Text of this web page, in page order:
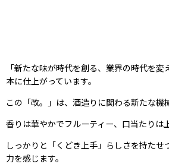
「新たな味が時代を創る、業界の時代を
本に仕上がっています。
この「改。」は、酒造りに関わる新たな
香りは華やかでフルーティー、口当たりは
しっかりと「くどき上手」らしさを持た
力を感じます。